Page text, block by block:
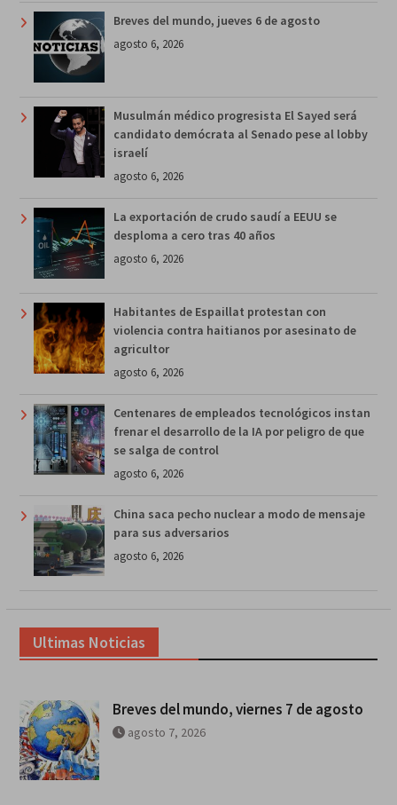
Breves del mundo, jueves 6 de agosto
agosto 6, 2026
Musulmán médico progresista El Sayed será
candidato demócrata al Senado pese al lobby
israelí
agosto 6, 2026
La exportación de crudo saudí a EEUU se
desploma a cero tras 40 años
agosto 6, 2026
Habitantes de Espaillat protestan con
violencia contra haitianos por asesinato de
agricultor
agosto 6, 2026
Centenares de empleados tecnológicos instan
frenar el desarrollo de la IA por peligro de que
se salga de control
agosto 6, 2026
China saca pecho nuclear a modo de mensaje
para sus adversarios
agosto 6, 2026
Ultimas Noticias
Breves del mundo, viernes 7 de agosto
agosto 7, 2026